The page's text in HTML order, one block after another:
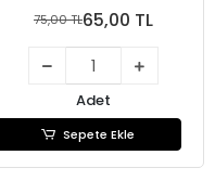
75,00 TL65,00 TL
Adet
Sepete Ekle